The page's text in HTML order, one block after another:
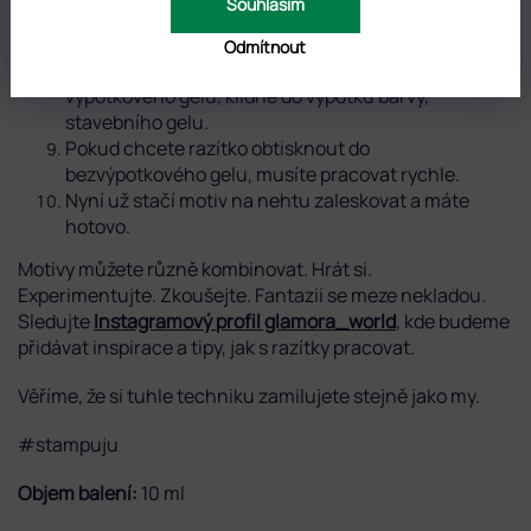
Odmítnout
polokruhovým pohybem na nehet.
! Pokud ponecháte lak na silikonu příliš
výpotkového gelu, klidně do výpotku barvy,
stavebního gelu.
Pokud chcete razítko obtisknout do
bezvýpotkového gelu, musíte pracovat rychle.
Nyní už stačí motiv na nehtu zaleskovat a máte
hotovo.
Motivy můžete různě kombinovat. Hrát si.
Experimentujte. Zkoušejte. Fantazii se meze nekladou.
SledujteInstagramový profil glamora_world, kde budeme
přidávat inspirace a tipy, jak s razítky pracovat.
Věříme, že si tuhle techniku zamilujete stejně jako my.
#stampuju
Objem balení: 10 ml